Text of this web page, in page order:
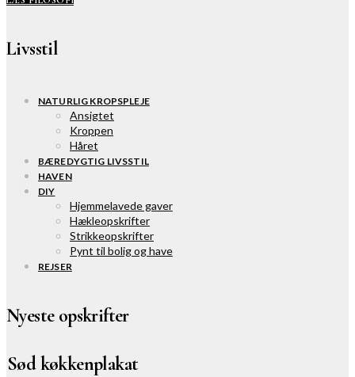
Sød køkkenplakat
Livsstil
NATURLIG KROPSPLEJE
Ansigtet
Kroppen
Håret
BÆREDYGTIG LIVSSTIL
HAVEN
DIY
Hjemmelavede gaver
Hækleopskrifter
Strikkeopskrifter
Pynt til bolig og have
REJSER
Nyeste opskrifter